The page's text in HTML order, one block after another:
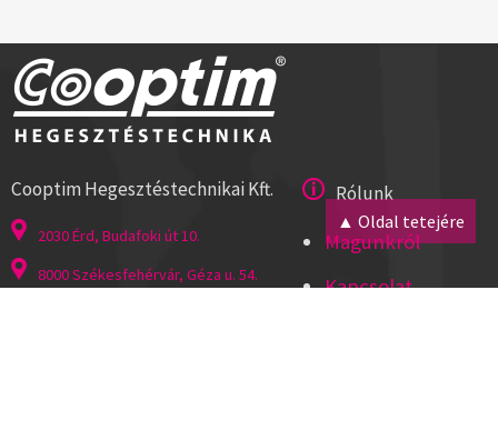
▲ Oldal tetejére
Cooptim Hegesztéstechnikai Kft.
2030 Érd, Budafoki út 10.
8000 Székesfehérvár, Géza u. 54.
Rólunk
Magunkról
Kapcsolat